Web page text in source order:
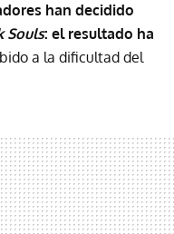
han decidido
Souls: el resultado ha
a la dificultad del